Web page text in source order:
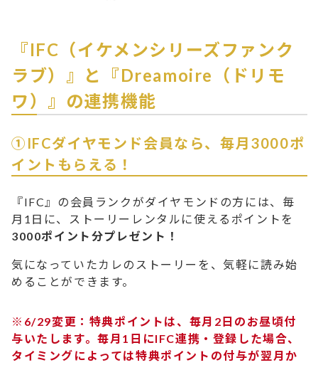
『IFC（イケメンシリーズファンク
ラブ）』と『Dreamoire（ドリモ
ワ）』の連携機能
①IFCダイヤモンド会員なら、毎月3000ポ
イントもらえる！
『IFC』の会員ランクがダイヤモンドの方には、毎
月1日に、ストーリーレンタルに使えるポイントを
3000ポイント分プレゼント！
気になっていたカレのストーリーを、気軽に読み始
めることができます。
※6/29変更：特典ポイントは、毎月2日のお昼頃付
与いたします。毎月1日にIFC連携・登録した場合、
タイミングによっては特典ポイントの付与が翌月か